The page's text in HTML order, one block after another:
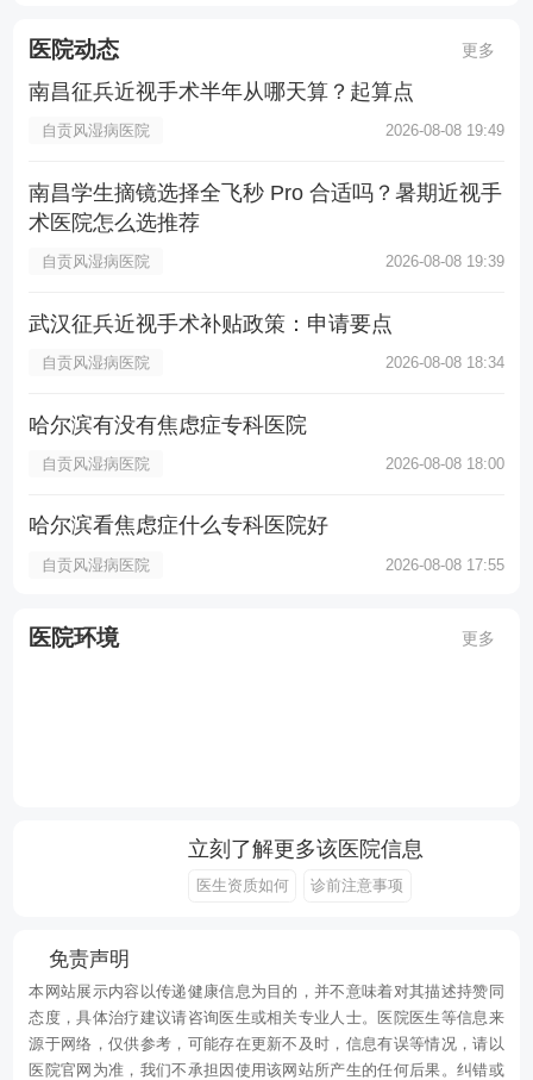
医院动态 更多
南昌征兵近视手术半年从哪天算？起算点
自贡风湿病医院 2026-08-08 19:49
南昌学生摘镜选择全飞秒 Pro 合适吗？暑期近视手
术医院怎么选推荐
自贡风湿病医院 2026-08-08 19:39
武汉征兵近视手术补贴政策：申请要点
自贡风湿病医院 2026-08-08 18:34
哈尔滨有没有焦虑症专科医院
自贡风湿病医院 2026-08-08 18:00
哈尔滨看焦虑症什么专科医院好
自贡风湿病医院 2026-08-08 17:55
医院环境 更多
立刻了解更多该医院信息
医生资质如何 诊前注意事项
免责声明
本网站展示内容以传递健康信息为目的，并不意味着对其描述持赞同
态度，具体治疗建议请咨询医生或相关专业人士。医院医生等信息来
源于网络，仅供参考，可能存在更新不及时，信息有误等情况，请以
医院官网为准，我们不承担因使用该网站所产生的任何后果。纠错或